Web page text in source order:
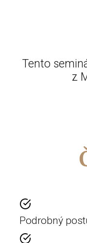
Tento
z
Podrobný